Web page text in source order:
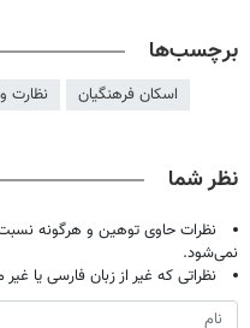
برچسب‌ها
اسکان فرهنگیان نظارت
نظر شما
نظرات حاوی توهین و هرگونه
نمی‌شود.
نظراتی که غیر از زبان فارسی یا